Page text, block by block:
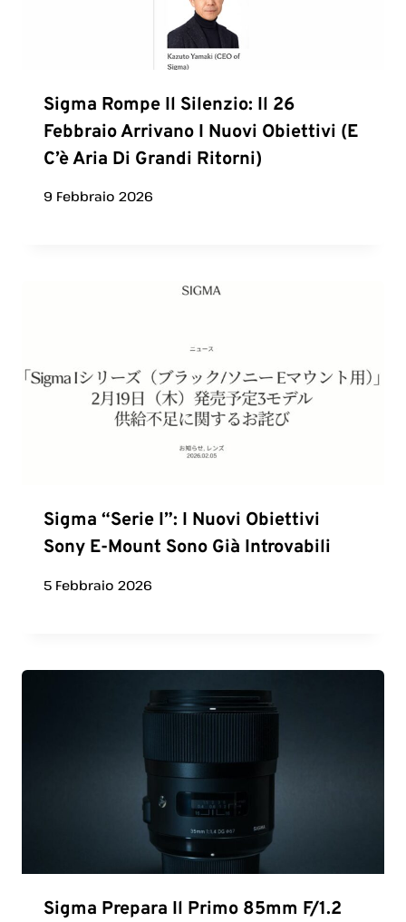
Sigma Rompe Il Silenzio: Il 26
Febbraio Arrivano I Nuovi Obiettivi (e
C’è Aria Di Grandi Ritorni)
9 Febbraio 2026
Sigma “Serie I”: I Nuovi Obiettivi
Sony E-Mount Sono Già Introvabili
5 Febbraio 2026
Sigma Prepara Il Primo 85mm F/1.2